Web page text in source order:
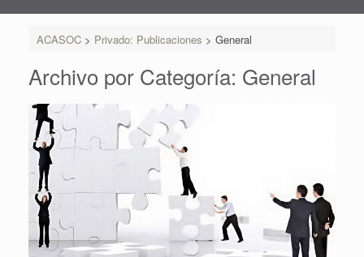
ACASOC> Privado: Publicaciones > General
Archivo por Categoría: General